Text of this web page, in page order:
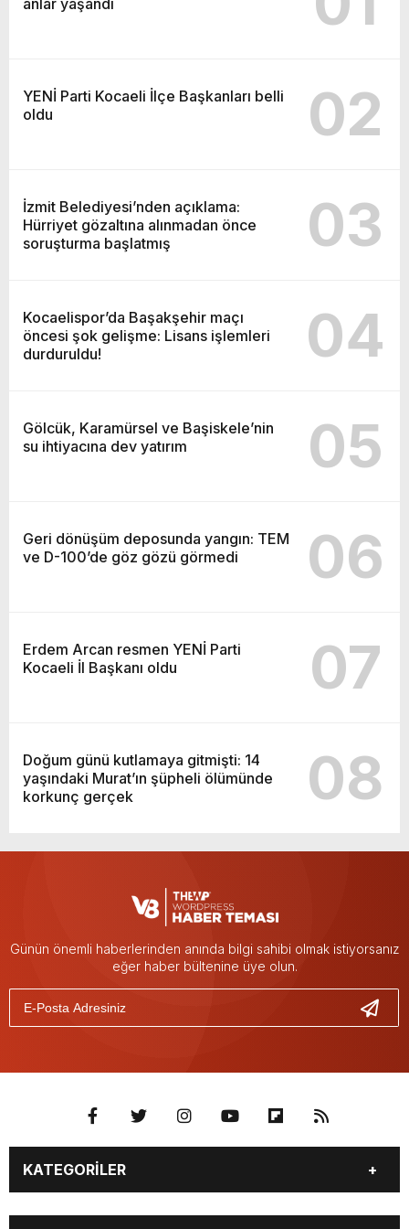
anlar yaşandı
YENİ Parti Kocaeli İlçe Başkanları belli
oldu
02
İzmit Belediyesi’nden açıklama:
Hürriyet gözaltına alınmadan önce
soruşturma başlatmış
03
Kocaelispor’da Başakşehir maçı
öncesi şok gelişme: Lisans işlemleri
durduruldu!
04
Gölcük, Karamürsel ve Başiskele’nin
su ihtiyacına dev yatırım
05
Geri dönüşüm deposunda yangın: TEM
ve D-100’de göz gözü görmedi
06
Erdem Arcan resmen YENİ Parti
Kocaeli İl Başkanı oldu
07
Doğum günü kutlamaya gitmişti: 14
yaşındaki Murat’ın şüpheli ölümünde
korkunç gerçek
08
Günün önemli haberlerinden anında bilgi sahibi olmak istiyorsanız
eğer haber bültenine üye olun.
KATEGORİLER
Güncel Polis Adliye